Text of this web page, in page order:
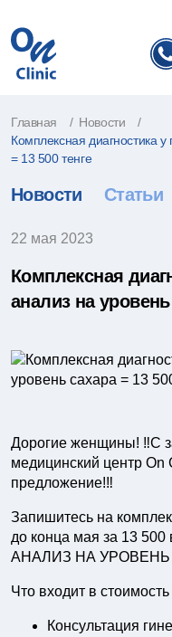
Главная
Новости
Комплексная диагностика у
= 13 500 тенге
Новости Статьи
22 мая 2023
Комплексная
анализ на
Дорогие женщины! ‼С
медицинский центр On
предложение!‼
Запишитесь на
до конца мая за 13 500
АНАЛИЗ НА УРОВЕНЬ
Что входит в
Консультация